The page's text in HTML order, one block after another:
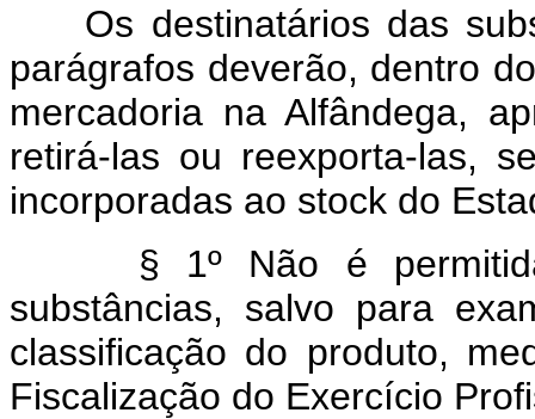
Os destinatários das
parágrafos deverão, dentro
mercadoria na Alfândega,
retirá-las ou reexporta-las,
incorporadas ao stock do
§ 1º Não é permitida
substâncias, salvo para
classificação do produto,
Fiscalização do Exercício